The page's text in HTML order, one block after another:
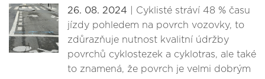
26. 08. 2024 | Cyklisté stráví 48 % času
jízdy pohledem na povrch vozovky, to
zdůrazňuje nutnost kvalitní údržby
povrchů cyklostezek a cyklotras, ale také
to znamená, že povrch je velmi dobrým